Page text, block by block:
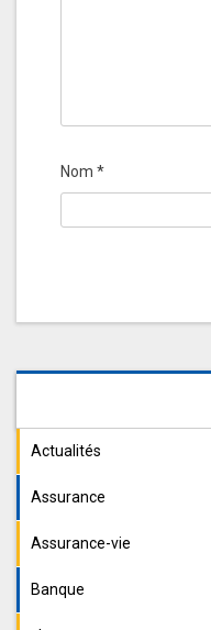
Nom *
Actualités
Assurance
Assurance-vie
Banque